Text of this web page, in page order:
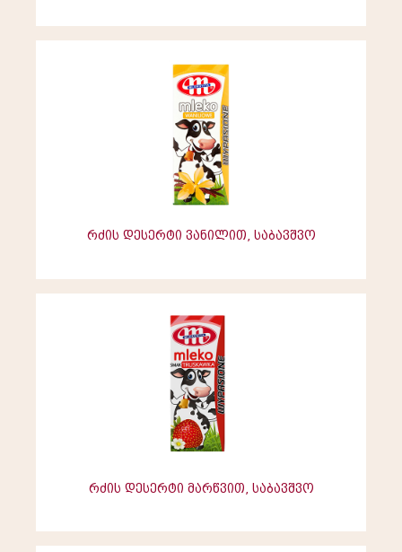
რძის დესერტი ვანილით, საბავშვო
რძის დესერტი მარწვით, საბავშვო